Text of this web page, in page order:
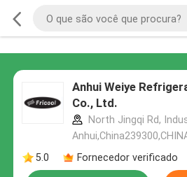
Anhui Weiye
Co., Ltd.
North Jingqi Rd,
5.0
Fornecedor verificado